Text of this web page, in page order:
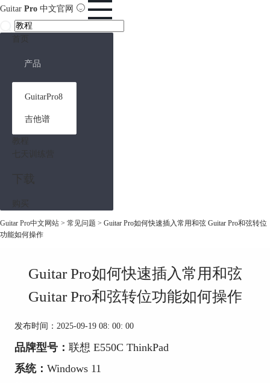
Guitar Pro 中文官网
产品
GuitarPro8
吉他谱
Guitar Pro中文网站 > 常见问题 > Guitar Pro如何快速插入常用和弦 Guitar Pro和弦转位
功能如何操作
Guitar Pro如何快速插入常用和弦
Guitar Pro和弦转位功能如何操作
发布时间：2025-09-19 08: 00: 00
品牌型号： 联想 E550C ThinkPad
系统： Windows 11